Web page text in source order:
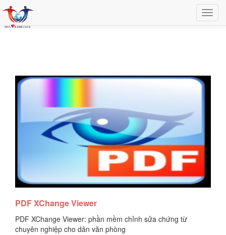
Tải tài liệu
PDF XChange Viewer
PDF XChange Viewer: phần mềm chỉnh sửa chứng từ
chuyên nghiệp cho dân văn phòng